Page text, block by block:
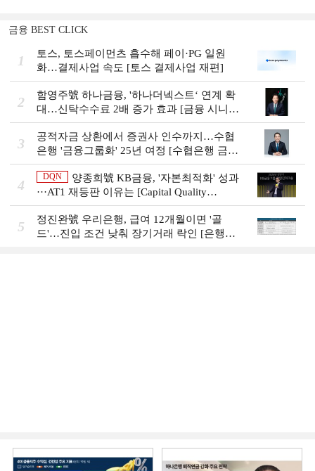
금융 BEST CLICK
1
토스, 토스페이먼츠 흡수해 페이·PG 일원
화…결제사업 속도 [토스 결제사업 재편]
2
함영주號 하나금융, '하나더넥스트‘ 연계 확
대…신탁수수료 2배 증가 효과 [금융 시니어
비즈니스 돋보기]
3
공적자금 상환에서 증권사 인수까지…수협
은행 '금융그룹화' 25년 여정 [수협은행 금융
그룹의 꿈①]
4
DQN
양종희號 KB금융, '자본최적화' 성과
···AT1 재등판 이유는 [Capital Quality
Review]]
5
정진완號 우리은행, 급여 12개월이면 '골
드'…진입 조건 낮춰 장기거래 락인 [은행권